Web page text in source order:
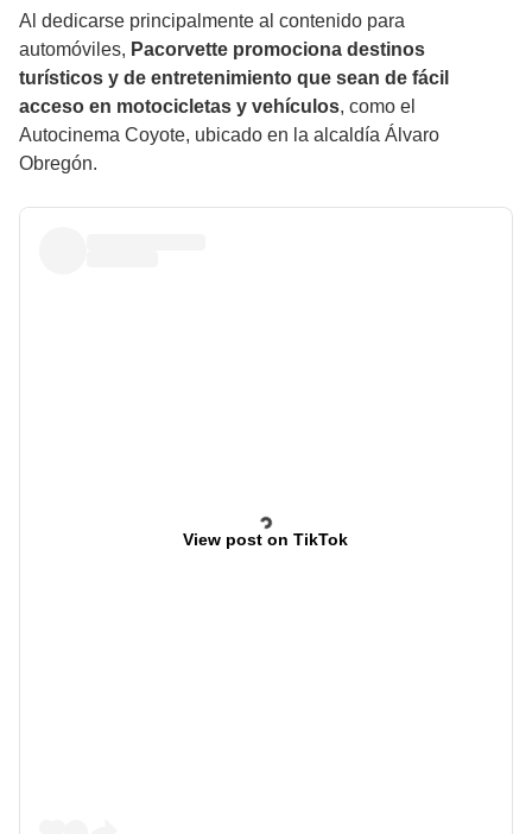
Al dedicarse principalmente al contenido para
automóviles, Pacorvette promociona destinos
turísticos y de entretenimiento que sean de fácil
acceso en motocicletas y vehículos, como el
Autocinema Coyote, ubicado en la alcaldía Álvaro
Obregón.
View post on TikTok